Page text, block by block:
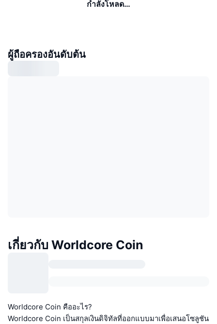
กำลังโหลด…
ผู้ถือครองอันดับต้น
เกี่ยวกับ Worldcore Coin
Worldcore Coin คืออะไร?
Worldcore Coin เป็นสกุลเงินดิจิทัลที่ออกแบบมาเพื่อเสนอโซลูชัน